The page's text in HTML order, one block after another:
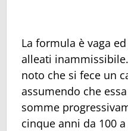
La formula è vaga
alleati
noto che si fece un
assumendo che
somme
cinque anni da 100